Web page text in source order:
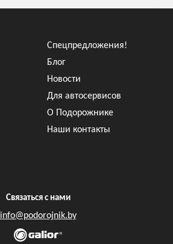
Спецпредложения!
Блог
Новости
Для автосервисов
О Подорожнике
Наши контакты
Связаться с нами
info@podorojnik.by